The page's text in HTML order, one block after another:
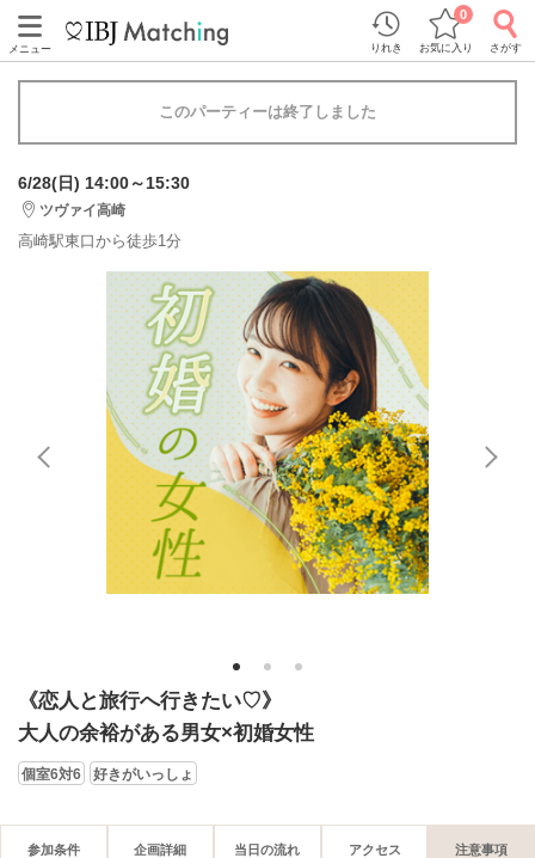
メニュー りれき お気に入り
0
さがす
このパーティーは終了しました
6/28(日) 14:00～15:30
ツヴァイ高崎
高崎駅東口から徒歩1分
1 2 3
《恋人と旅行へ行きたい♡》
大人の余裕がある男女×初婚女性
個室6対6 好きがいっしょ
参加条件 企画詳細 当日の流れ アクセス 注意事項